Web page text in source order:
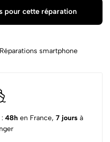
pour cette réparation
Réparations smartphone
48h en France, 7 jours à